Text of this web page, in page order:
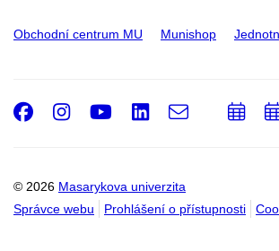
Obchodní centrum MU Munishop
© 2026 Masarykova univerzita
Správce webu
Prohlášení o přístupnosti
Facebook
Instagram
Youtube
LinkedIn
e-